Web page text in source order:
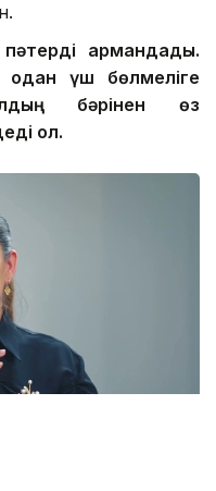
армандадық.
одан үш бөлмеліге
бәрінен өз
ол.